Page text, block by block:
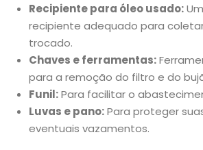
Recipiente para óleo usado:
recipiente adequado para
trocado.
Chaves e ferramentas:
para a remoção do filtro e do
Funil:Para facilitar o
Luvas e pano:Para proteger
eventuais vazamentos.